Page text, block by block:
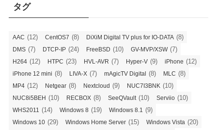
ー
タグ
AAC (12) CentOS7 (8) DiXiM Digital TV plus for IO-DATA (8)
DMS (7) DTCP-IP (24) FreeBSD (10) GV-MVP/XSW(7)
H264 (12) HTPC (23) HVL-AVR (7) Hyper-V (9) iPhone (12)
iPhone 12 mini (8) LIVA-X (7) mAgicTV Digital (8) MLC (8)
MP4 (12) Netgear (8) Nextcloud (9) NUC7I3BNK (10)
NUC8i5BEH (10) RECBOX (8) SeeQVault(10) Serviio (10)
WHS2011 (14) Windows 8 (19) Windows 8.1 (9)
Windows 10 (29) Windows Home Server (15) Windows Vista (20)